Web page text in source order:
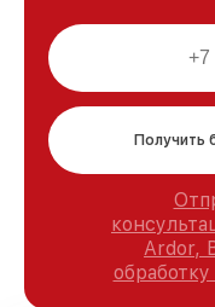
Получить
Ardor,